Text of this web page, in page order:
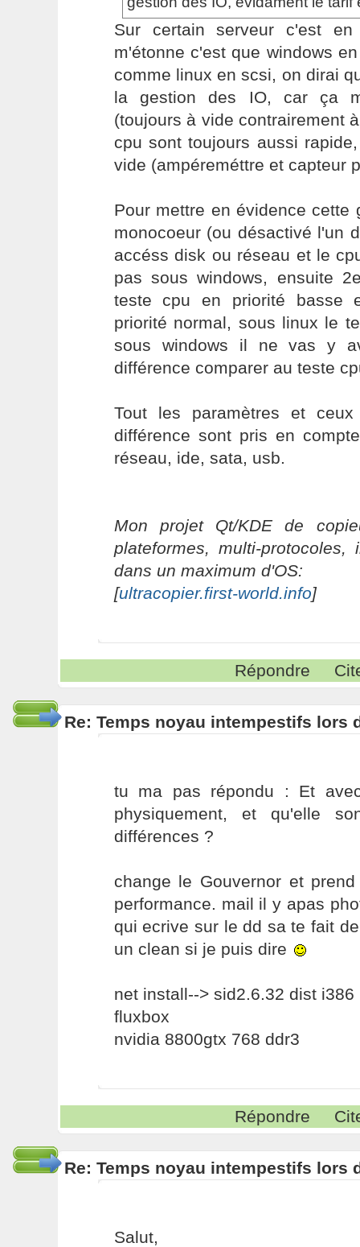
Sur certain serveur c'est
m'étonne c'est que windows
comme linux en scsi, on dirai
la gestion des IO, car ça
(toujours à vide contrairement
cpu sont toujours aussi
vide (ampéreméttre et capteur
Pour mettre en évidence cette
monocoeur (ou désactivé l'un
accéss disk ou réseau et le
pas sous windows, ensuite
teste cpu en priorité basse
priorité normal, sous linux le
sous windows il ne vas y
différence comparer au teste
Tout les paramètres et
différence sont pris en
réseau, ide, sata, usb.
Mon projet Qt/KDE de
plateformes, multi-protocoles,
dans un maximum d'OS:
[ultracopier.first-world.info]
Répondre
Re: Temps noyau intempestifs lors
tu ma pas répondu : Et
physiquement, et qu'elle
différences ?
change le Gouvernor et
performance. mail il y apas
qui ecrive sur le dd sa te fait
un clean si je puis dire
net install--> sid2.6.32 dist i386
fluxbox
nvidia 8800gtx 768 ddr3
Répondre
Re: Temps noyau intempestifs lors
Salut,